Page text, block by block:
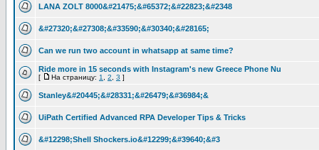
LANA ZOLT 8000&#21475;&#65372;&#22823;&#2348
&#27320;&#27308;&#33590;&#30340;&#28165;
Can we run two account in whatsapp at same time?
Ride more in 15 seconds with Instagram's new Greece Phone Nu
[ На страницу: 1 2 3 ]
Stanley&#20445;&#28331;&#26479;&#36984;&
UiPath Certified Advanced RPA Developer Tips & Tricks
&#12298;Shell Shockers.io&#12299;&#39640;&#3